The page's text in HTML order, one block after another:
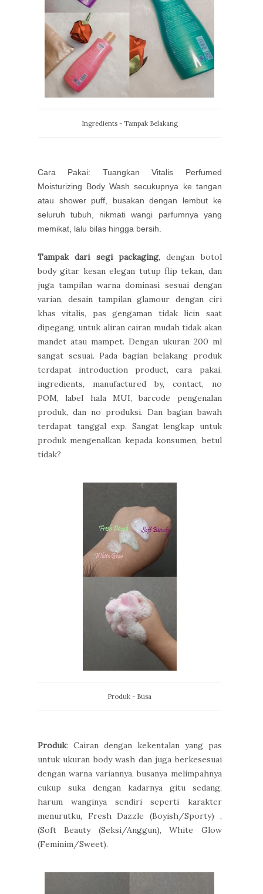
Ingredients - Tampak Belakang
Cara Pakai: Tuangkan Vitalis Perfumed
Moisturizing Body Wash secukupnya ke tangan
atau shower puff, busakan dengan lembut ke
seluruh tubuh, nikmati wangi parfumnya yang
memikat, lalu bilas hingga bersih.
Tampak dari segi packaging, dengan botol
body gitar kesan elegan tutup flip tekan, dan
juga tampilan warna dominasi sesuai dengan
varian, desain tampilan glamour dengan ciri
khas vitalis, pas gengaman tidak licin saat
dipegang, untuk aliran cairan mudah tidak akan
mandet atau mampet. Dengan ukuran 200 ml
sangat sesuai. Pada bagian belakang produk
terdapat introduction product, cara pakai,
ingredients, manufactured by, contact, no
POM, label hala MUI, barcode pengenalan
produk, dan no produksi. Dan bagian bawah
terdapat tanggal exp. Sangat lengkap untuk
produk mengenalkan kepada konsumen, betul
tidak?
Produk - Busa
Produk: Cairan dengan kekentalan yang pas
untuk ukuran body wash dan juga berkesesuai
dengan warna variannya, busanya melimpahnya
cukup suka dengan kadarnya gitu sedang,
harum wanginya sendiri seperti karakter
menurutku, Fresh Dazzle (Boyish/Sporty) ,
(Soft Beauty (Seksi/Anggun), White Glow
(Feminim/Sweet).